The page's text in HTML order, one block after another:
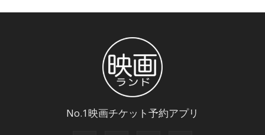
No.1映画チケット予約アプリ